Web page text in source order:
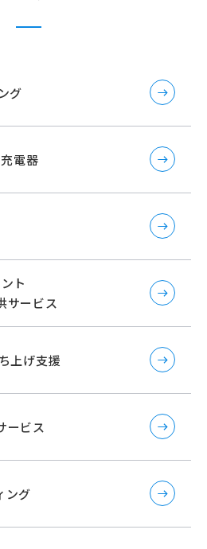
グ
電器
ト
サービス
上げ支援
ービス
ング